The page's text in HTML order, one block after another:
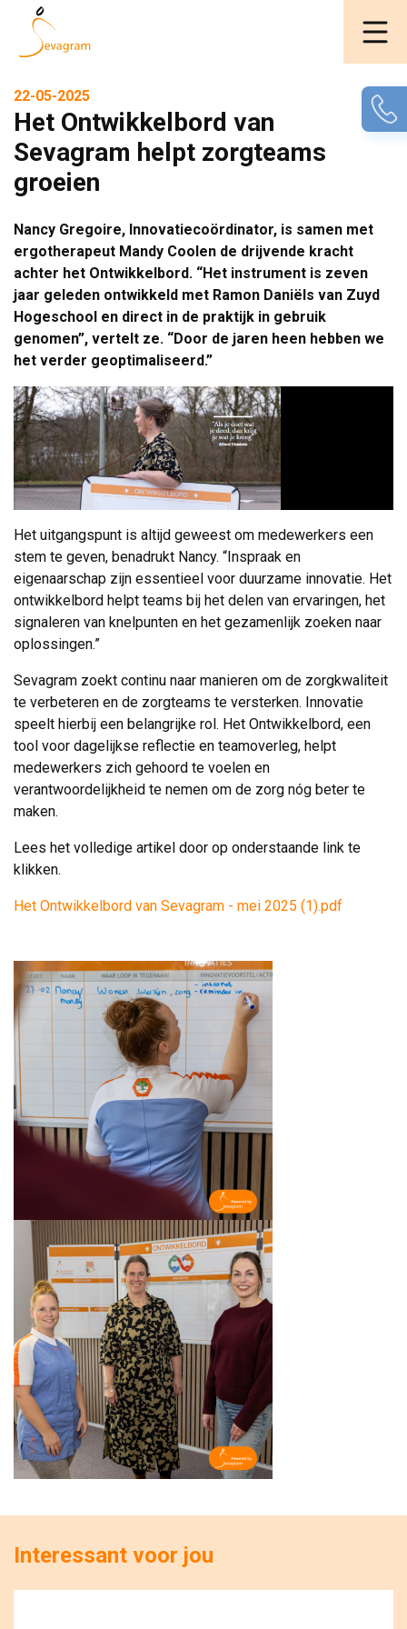
22-05-2025
Het Ontwikkelbord van
Sevagram helpt zorgteams
groeien
Nancy Gregoire, Innovatiecoördinator, is samen met
ergotherapeut Mandy Coolen de drijvende kracht
achter het Ontwikkelbord. “Het instrument is zeven
jaar geleden ontwikkeld met Ramon Daniëls van Zuyd
Hogeschool en direct in de praktijk in gebruik
genomen”, vertelt ze. “Door de jaren heen hebben we
het verder geoptimaliseerd.”
Het uitgangspunt is altijd geweest om medewerkers een
stem te geven, benadrukt Nancy. “Inspraak en
eigenaarschap zijn essentieel voor duurzame innovatie. Het
ontwikkelbord helpt teams bij het delen van ervaringen, het
signaleren van knelpunten en het gezamenlijk zoeken naar
oplossingen.”
Sevagram zoekt continu naar manieren om de zorgkwaliteit
te verbeteren en de zorgteams te versterken. Innovatie
speelt hierbij een belangrijke rol. Het Ontwikkelbord, een
tool voor dagelijkse reflectie en teamoverleg, helpt
medewerkers zich gehoord te voelen en
verantwoordelijkheid te nemen om de zorg nóg beter te
maken.
Lees het volledige artikel door op onderstaande link te
klikken.
Het Ontwikkelbord van Sevagram - mei 2025 (1).pdf
Interessant voor jou